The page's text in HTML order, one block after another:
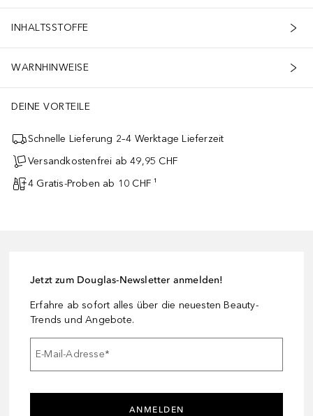
INHALTSSTOFFE
WARNHINWEISE
DEINE VORTEILE
Schnelle Lieferung 2–4 Werktage Lieferzeit
Versandkostenfrei ab 49,95 CHF
4 Gratis-Proben ab 10 CHF ¹
Jetzt zum Douglas-Newsletter anmelden!
Erfahre ab sofort alles über die neuesten Beauty-
Trends und Angebote.
E-Mail-Adresse*
ANMELDEN